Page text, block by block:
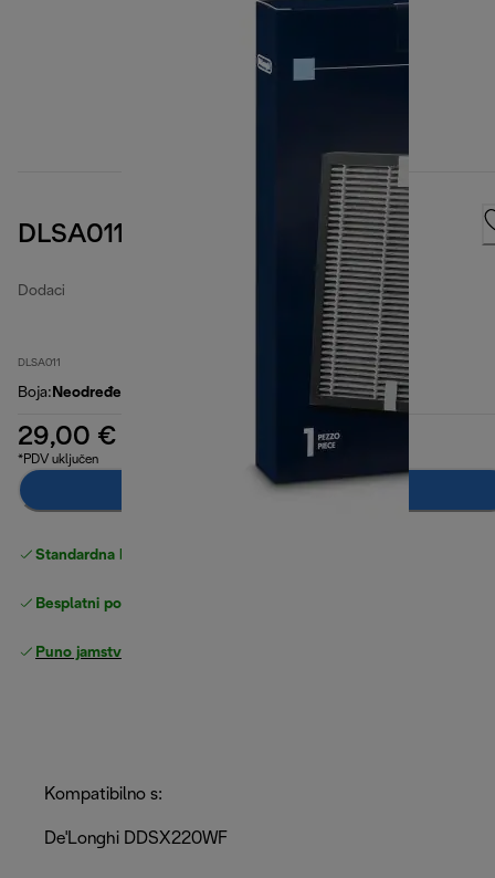
DLSA011 Air Purification Filter
Dodaci
DLSA011
Boja: Neodređeno
29,00 €
*PDV uključen
Dodaj u košaricu
Standardna besplatna
Besplatni povrati
Puno jamstvo proizvođača
Kompatibilno s:
De'Longhi DDSX220WF